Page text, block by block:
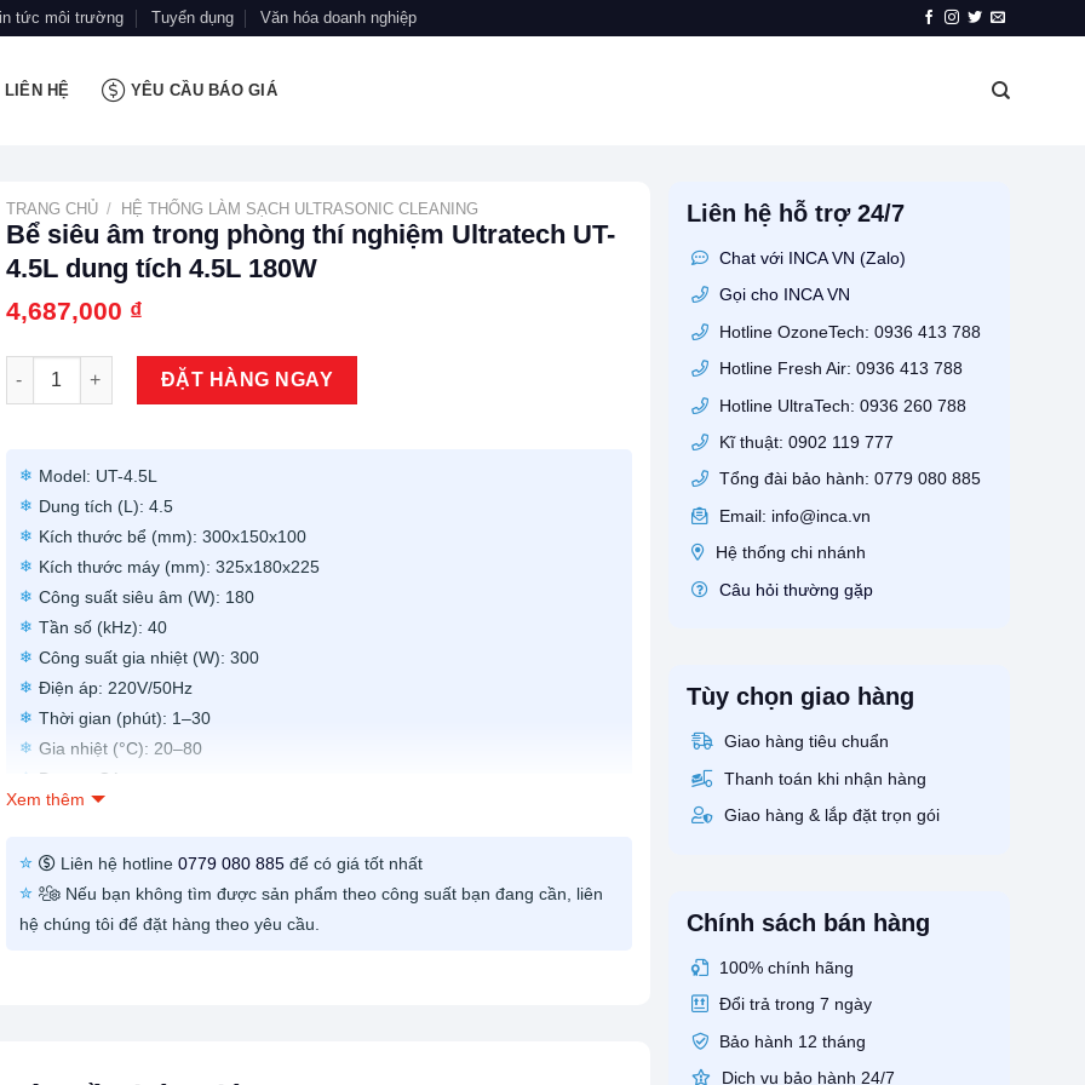
tức môi trường Tuyển dụng Văn hóa doanh nghiệp
LIÊN HỆ YÊU CẦU BÁO GIÁ
TRANG CHỦ / HỆ THỐNG LÀM SẠCH ULTRASONIC CLEANING
Bể siêu âm trong phòng thí nghiệm Ultratech UT-
4.5L dung tích 4.5L 180W
4,687,000 ₫
Bể siêu âm trong phòng thí nghiệm Ultratech UT-4.5L dung tích 4.5L 180W số lượng
ĐẶT HÀNG NGAY
Model: UT-4.5L
Dung tích (L): 4.5
Kích thước bể (mm): 300x150x100
Kích thước máy (mm): 325x180x225
Công suất siêu âm (W): 180
Tần số (kHz): 40
Công suất gia nhiệt (W): 300
Điện áp: 220V/50Hz
Thời gian (phút): 1–30
Gia nhiệt (°C): 20–80
Degas: Có
Semiwave: Có
Chất liệu: SUS304
Bảo hành: 12 tháng
Bao gồm: Dây nguồn, sách hướng dẫn
Xem thêm
Liên hệ hotline 0779 080 885để có giá tốt nhất
Nếu bạn không tìm được sản phẩm theo công suất bạn đang cần, liên
hệ chúng tôi để đặt hàng theo yêu cầu.
Liên hệ hỗ trợ 24/7
Chat với INCA VN (Zalo)
Gọi cho INCA VN
Hotline OzoneTech: 0936 413 788
Hotline Fresh Air: 0936 413 788
Hotline UltraTech: 0936 260 788
Kĩ thuật: 0902 119 777
Tổng đài bảo hành: 0779 080 885
Email: info@inca.vn
Hệ thống chi nhánh
Câu hỏi thường gặp
Tùy chọn giao hàng
Giao hàng tiêu chuẩn
Thanh toán khi nhận hàng
Giao hàng & lắp đặt trọn gói
Chính sách bán hàng
100% chính hãng
Đổi trả trong 7 ngày
Bảo hành 12 tháng
Dịch vụ bảo hành 24/7